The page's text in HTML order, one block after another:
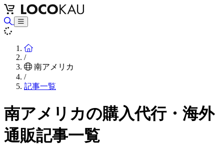
Home
/
南アメリカ
/
記事一覧
南アメリカの購入代行・海外
通販記事一覧